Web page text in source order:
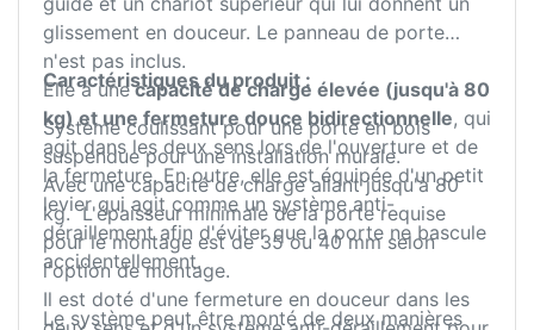
glissement en douceur. Le panneau de porte
n'est pas inclus.
Elle a unecapacité de charge élevée (jusqu'à 80
kg) et une fermeture douce bidirectionnelle, qui
agit dans les deux sens lors de l'ouverture et de
la fermeture. En outre, elle est équipée d'un petit
levier qui agit comme un système anti-
déraillement afin d'éviter que la porte ne bascule
accidentellement.
Le système peut être monté de deux manières
Caractéristiques du produit :
Système coulissant pour une porte en bois
suspendue pour une installation murale.
Avec une capacité de charge allant jusqu'à 80
kg. L'épaisseur minimale de la porte requise
pour le montage est de 35 ou 40 mm selon
l'option de montage.
Il est doté d'une fermeture en douceur dans les